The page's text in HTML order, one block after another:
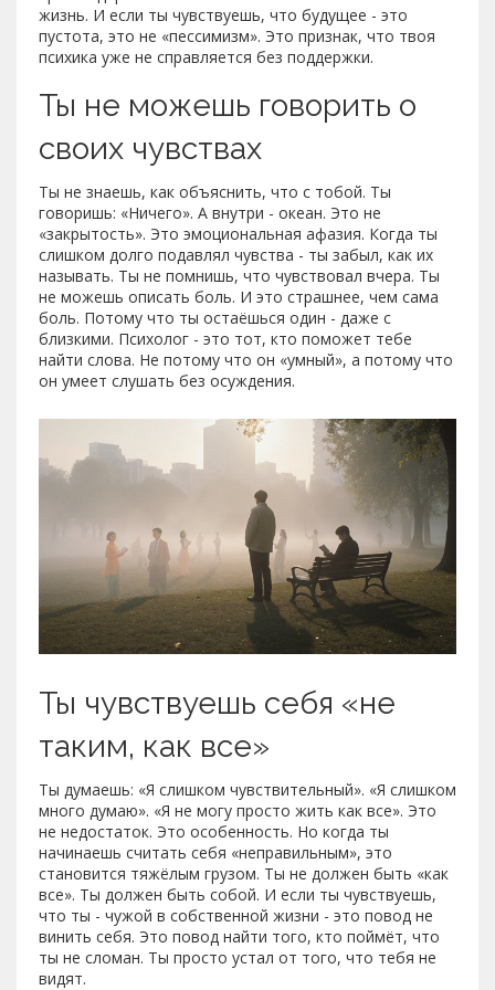
жизнь. И если ты чувствуешь, что будущее - это
пустота, это не «пессимизм». Это признак, что твоя
психика уже не справляется без поддержки.
Ты не можешь говорить о
своих чувствах
Ты не знаешь, как объяснить, что с тобой. Ты
говоришь: «Ничего». А внутри - океан. Это не
«закрытость». Это эмоциональная афазия. Когда ты
слишком долго подавлял чувства - ты забыл, как их
называть. Ты не помнишь, что чувствовал вчера. Ты
не можешь описать боль. И это страшнее, чем сама
боль. Потому что ты остаёшься один - даже с
близкими. Психолог - это тот, кто поможет тебе
найти слова. Не потому что он «умный», а потому что
он умеет слушать без осуждения.
Ты чувствуешь себя «не
таким, как все»
Ты думаешь: «Я слишком чувствительный». «Я слишком
много думаю». «Я не могу просто жить как все». Это
не недостаток. Это особенность. Но когда ты
начинаешь считать себя «неправильным», это
становится тяжёлым грузом. Ты не должен быть «как
все». Ты должен быть собой. И если ты чувствуешь,
что ты - чужой в собственной жизни - это повод не
винить себя. Это повод найти того, кто поймёт, что
ты не сломан. Ты просто устал от того, что тебя не
видят.